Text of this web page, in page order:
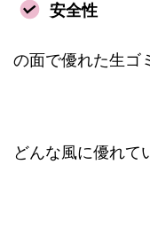
安全性
の面で優れた生ゴ
どんな風に優れて